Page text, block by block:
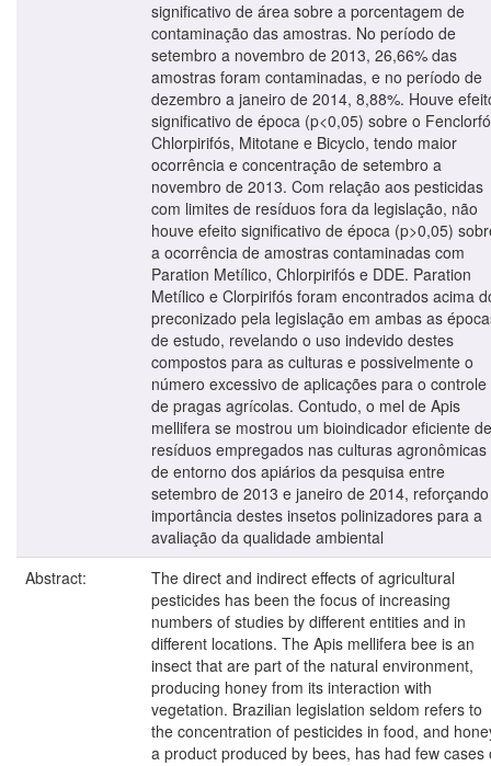
significativo de área sobre a porcentagem de
contaminação das amostras. No período de
setembro a novembro de 2013, 26,66% das
amostras foram contaminadas, e no período de
dezembro a janeiro de 2014, 8,88%. Houve
significativo de época (p<0,05) sobre o
Chlorpirifós, Mitotane e Bicyclo, tendo maior
ocorrência e concentração de setembro a
novembro de 2013. Com relação aos pesticidas
com limites de resíduos fora da legislação, não
houve efeito significativo de época (p>0,05)
a ocorrência de amostras contaminadas com
Paration Metílico, Chlorpirifós e DDE. Paration
Metílico e Clorpirifós foram encontrados acima
preconizado pela legislação em ambas as
de estudo, revelando o uso indevido destes
compostos para as culturas e possivelmente o
número excessivo de aplicações para o controle
de pragas agrícolas. Contudo, o mel de Apis
mellifera se mostrou um bioindicador eficiente de
resíduos empregados nas culturas agronômicas
de entorno dos apiários da pesquisa entre
setembro de 2013 e janeiro de 2014,
importância destes insetos polinizadores para a
avaliação da qualidade ambiental
Abstract:
The direct and indirect effects of agricultural
pesticides has been the focus of increasing
numbers of studies by different entities and in
different locations. The Apis mellifera bee is an
insect that are part of the natural environment,
producing honey from its interaction with
vegetation. Brazilian legislation seldom refers to
the concentration of pesticides in food, and
a product produced by bees, has had few cases